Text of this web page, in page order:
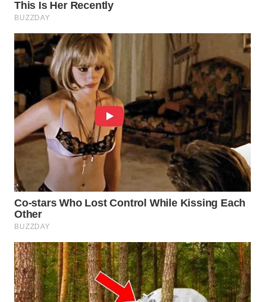
WN
WN
INDRAMAYU
WN
KUNINGAN
WN
MAJALENGKA
WN
SUBANG
WN
SUKABUMI
WN
PURWAKARTA